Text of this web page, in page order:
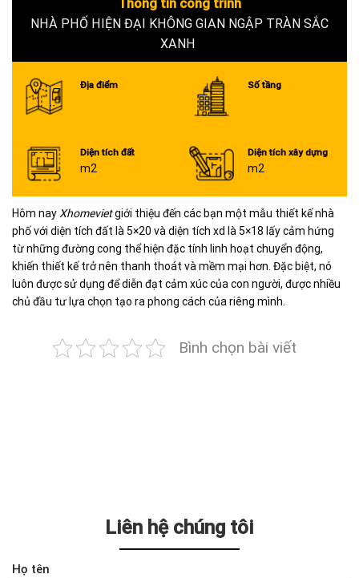
Thông tin công trình
NHÀ PHỐ HIỆN ĐẠI KHÔNG GIAN NGẬP TRÀN SẮC
XANH
Địa điểm Số tầng
Diện tích đất
m2
Diện tích xây dựng
m2
Hôm nay Xhomevietgiới thiệu đến các bạn một mẫu thiết kế nhà
phố với diện tích đất là 5×20 và diện tích xd là 5×18 lấy cảm hứng
từ những đường cong thể hiện đặc tính linh hoạt chuyển động,
khiến thiết kế trở nên thanh thoát và mềm mại hơn. Đặc biệt, nó
luôn được sử dụng để diễn đạt cảm xúc của con người, được nhiều
chủ đầu tư lựa chọn tạo ra phong cách của riêng mình.
Bình chọn bài viết
Liên hệ chúng tôi
Họ tên